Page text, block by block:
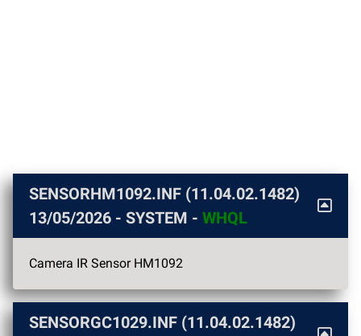
SENSORHM1092.INF (11.04.02.1482)
13/05/2026 - SYSTEM - WHQL
Camera IR Sensor HM1092
SENSORGC1029.INF (11.04.02.1482)